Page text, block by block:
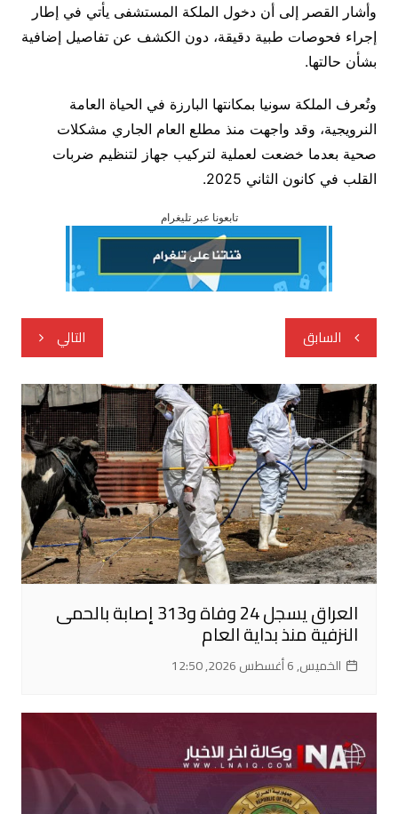
وأشار القصر إلى أن دخول الملكة المستشفى يأتي في إطار
إجراء فحوصات طبية دقيقة، دون الكشف عن تفاصيل إضافية
بشأن حالتها.
وتُعرف الملكة سونيا بمكانتها البارزة في الحياة العامة
النرويجية، وقد واجهت منذ مطلع العام الجاري مشكلات
صحية بعدما خضعت لعملية لتركيب جهاز لتنظيم ضربات
القلب في كانون الثاني 2025.
تابعونا عبر تليغرام
تصفّح
المقالات
السابق التالي
العراق يسجل 24 وفاة و313 إصابة بالحمى
النزفية منذ بداية العام
الخميس, 6 أغسطس 2026, 12:50